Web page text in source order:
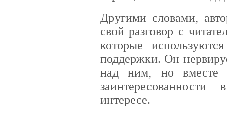
Другими словами,
свой разговор с
которые
поддержки. Он
над ним, но вместе
интересе.